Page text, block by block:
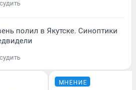
полил в Якутске. Синоптики
МНЕНИЕ